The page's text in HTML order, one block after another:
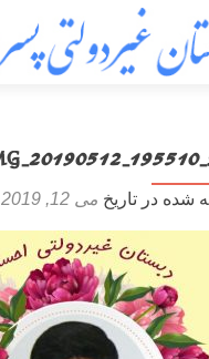
شده در تاریخ می 12, 2019